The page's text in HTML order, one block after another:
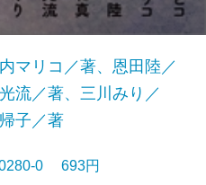
マリコ／著、恩田陸／
流／著、三川みり／
子／著
0 693円